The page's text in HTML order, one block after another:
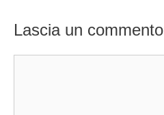
Lascia un commento